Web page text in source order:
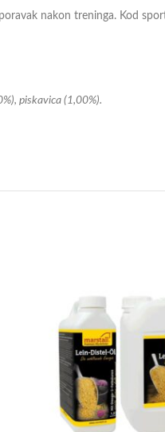
nakon treninga. Kod
piskavica (1,00%).